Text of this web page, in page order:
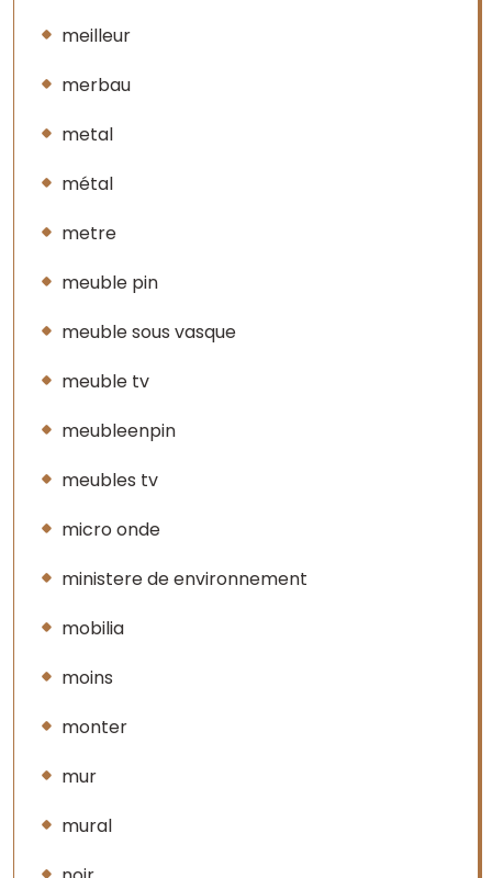
meilleur
merbau
metal
métal
metre
meuble pin
meuble sous vasque
meuble tv
meubleenpin
meubles tv
micro onde
ministere de environnement
mobilia
moins
monter
mur
mural